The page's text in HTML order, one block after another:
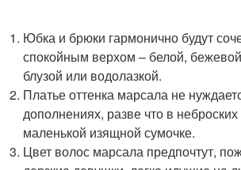
Юбка и брюки гармонично будут
спокойным верхом – белой,
блузой или водолазкой.
Платье оттенка марсала не
дополнениях, разве что в неброских
маленькой изящной сумочке.
Цвет волос марсала предпочтут,